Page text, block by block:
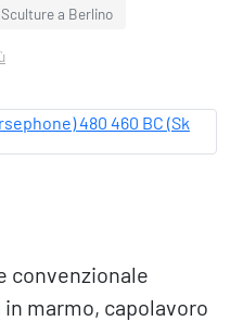
Sculture a Berlino
convenzionale
marmo, capolavoro